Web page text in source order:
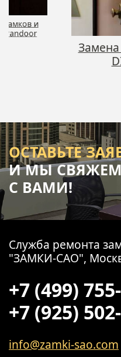
замков и
Pandoor
Замена
ОСТАВЬТЕ
И МЫ
С ВАМИ!
Служба ремонта
"ЗАМКИ-САО",
+7 (499)
+7 (925)
info@zamki-sao.com